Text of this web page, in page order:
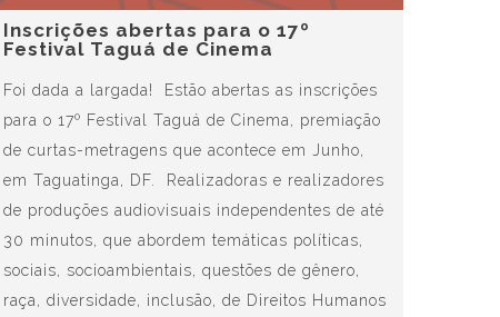
Inscrições abertas para o 17º
Festival Taguá de Cinema
Foi dada a largada! Estão abertas as inscrições
para o 17º Festival Taguá de Cinema, premiação
de curtas-metragens que acontece em Junho,
em Taguatinga, DF. Realizadoras e realizadores
de produções audiovisuais independentes de até
30 minutos, que abordem temáticas políticas,
sociais, socioambientais, questões de gênero,
raça, diversidade, inclusão, de Direitos Humanos